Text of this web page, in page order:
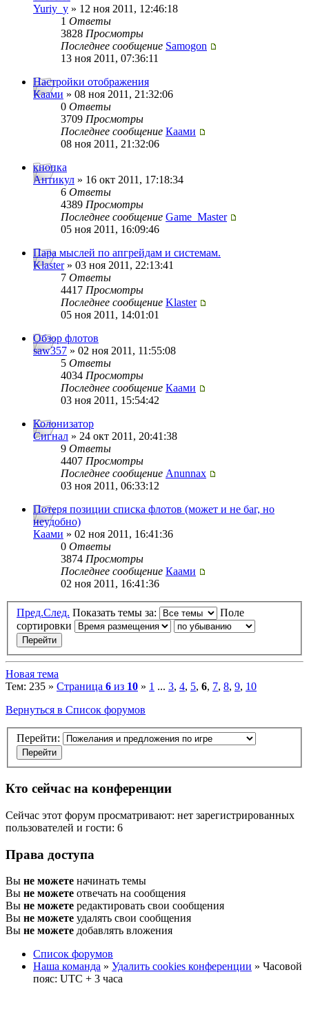
Yuriy_y » 12 ноя 2011, 12:46:18
1 Ответы
3828 Просмотры
Последнее сообщение Samogon
13 ноя 2011, 07:36:11
Настройки отображения
Каами » 08 ноя 2011, 21:32:06
0 Ответы
3709 Просмотры
Последнее сообщение Каами
08 ноя 2011, 21:32:06
кнопка
Антикул » 16 окт 2011, 17:18:34
6 Ответы
4389 Просмотры
Последнее сообщение Game_Master
05 ноя 2011, 16:09:46
Пара мыслей по апгрейдам и системам.
Klaster» 03 ноя 2011, 22:13:41
7 Ответы
4417 Просмотры
Последнее сообщение Klaster
05 ноя 2011, 14:01:01
Обзор флотов
saw357 » 02 ноя 2011, 11:55:08
5 Ответы
4034 Просмотры
Последнее сообщение Каами
03 ноя 2011, 15:54:42
Колонизатор
Сигнал » 24 окт 2011, 20:41:38
9 Ответы
4407 Просмотры
Последнее сообщение Anunnax
03 ноя 2011, 06:33:12
Потеря позиции списка флотов (может и не баг, но
неудобно)
Каами » 02 ноя 2011, 16:41:36
0 Ответы
3874 Просмотры
Последнее сообщение Каами
02 ноя 2011, 16:41:36
Пред.След. Показать темы за:
Поле
сортировки
Новая тема
Тем: 235 » Страница 6 из 10 » 1 ... 3, 4, 5, 6, 7, 8, 9, 10
Вернуться в Список форумов
Перейти:
Кто сейчас на конференции
Сейчас этот форум просматривают: нет зарегистрированных
пользователей и гости: 6
Права доступа
Вы не можете начинать темы
Вы не можете отвечать на сообщения
Вы не можете редактировать свои сообщения
Вы не можете удалять свои сообщения
Вы не можете добавлять вложения
Список форумов
Наша команда » Удалить cookies конференции » Часовой
пояс: UTC + 3 часа